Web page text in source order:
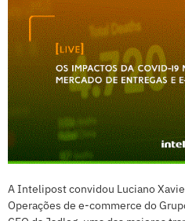
A Intelipost convidou Luciano
Operações de e-commerce do